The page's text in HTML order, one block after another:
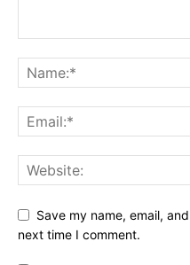
Save my name, email,
next time I comment.